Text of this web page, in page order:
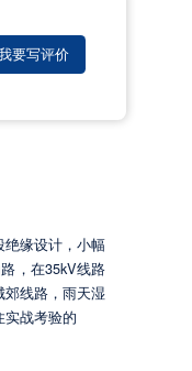
要写评价
缘设计，小幅
，在35kV线路
线路，雨天湿
战考验的